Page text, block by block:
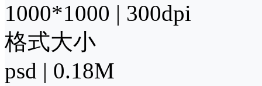
1000*1000 | 300dpi
格式大小
psd | 0.18M